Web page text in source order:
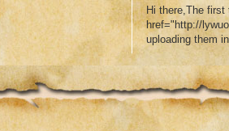
Hi there,The
href="http://
uploading them